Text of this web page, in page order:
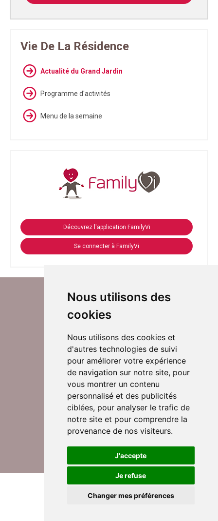
Nous utilisons des
cookies
Nous utilisons des cookies et
d'autres technologies de suivi
pour améliorer votre expérience
de navigation sur notre site, pour
vous montrer un contenu
personnalisé et des publicités
ciblées, pour analyser le trafic de
notre site et pour comprendre la
provenance de nos visiteurs.
J'accepte
Je refuse
Changer mes préférences
Vie De La Résidence
Actualité du Grand Jardin
Programme d'activités
Menu de la semaine
Découvrez l'application FamilyVi
Se connecter à FamilyVi
Suivez-nous sur Twitter
Rejoignez nos équipes
Nous contacter
© DomusVi 2026
Mentions légales